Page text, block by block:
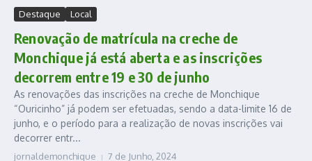
Destaque Local
Renovação de matrícula na creche de
Monchique já está aberta e as inscrições
decorrem entre 19 e 30 de junho
As renovações das inscrições na creche de Monchique
“Ouricinho” já podem ser efetuadas, sendo a data-limite 16 de
junho, e o período para a realização de novas inscrições vai
decorrer entr...
jornaldemonchique 7 de Junho, 2024